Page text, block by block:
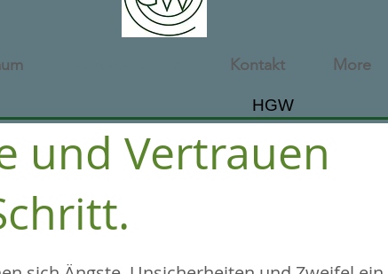
Kontakt More
und Vertrauen
HGW